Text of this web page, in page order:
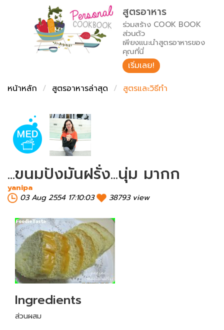
เปรียบเทียบหน่วยการตวง
เปรียบเทียบอุณหภูมิ
เปรียบเทียบน้ำหนักวัตถุดิบ
สร้าง Cookbook
สูตรอาหาร
ร่วมสร้าง COOK BOOK
ส่วนตัว
เพียงแนะนำสูตรอาหารของ
คุณที่นี่
เริ่มเลย!
หน้าหลัก
สูตรอาหารล่าสุด สูตรและวิธีทำ
...ขนมปังมันฝรั่ง...นุ่ม มากก
yanipa
03 Aug 2554 17:10:03
38793 view
Ingredients
ส่วนผสม